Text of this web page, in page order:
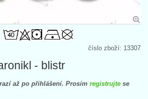
číslo zboží: 13307
- blistr
až po přihlášení. Prosím registrujte se